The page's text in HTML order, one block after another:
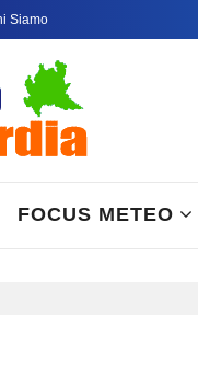
Siamo
FOCUS METEO